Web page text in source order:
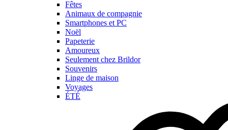
Fêtes
Animaux de compagnie
Smartphones et PC
Noël
Papeterie
Amoureux
Seulement chez Brildor
Souvenirs
Linge de maison
Voyages
ÉTÉ